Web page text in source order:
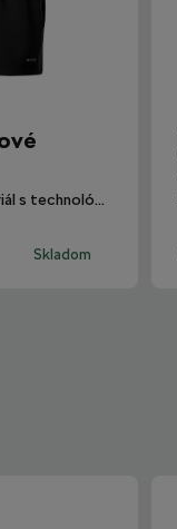
Ľahký funkčný materiál s technológiou dryCELL.
Skladom